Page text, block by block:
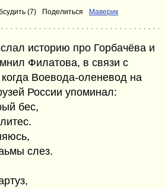
(7) Поделиться Маверик
историю про Горбачёва и
Филатова, в связи с
Воевода-оленевод на
России упоминал:
бес,
слез.